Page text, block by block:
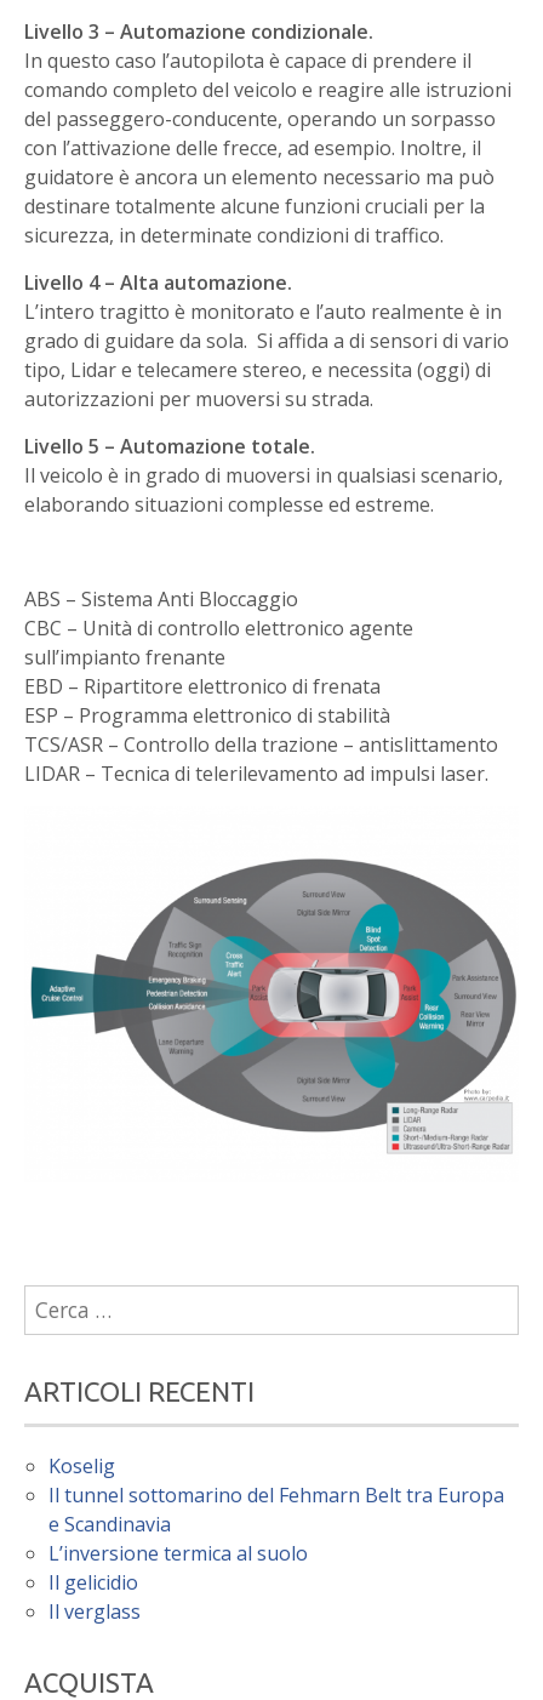
Livello 3 – Automazione condizionale.
In questo caso l’autopilota è capace di prendere il
comando completo del veicolo e reagire alle istruzioni
del passeggero-conducente, operando un sorpasso
con l’attivazione delle frecce, ad esempio. Inoltre, il
guidatore è ancora un elemento necessario ma può
destinare totalmente alcune funzioni cruciali per la
sicurezza, in determinate condizioni di traffico.
Livello 4 – Alta automazione.
L’intero tragitto è monitorato e l’auto realmente è in
grado di guidare da sola. Si affida a di sensori di vario
tipo, Lidar e telecamere stereo, e necessita (oggi) di
autorizzazioni per muoversi su strada.
Livello 5 – Automazione totale.
Il veicolo è in grado di muoversi in qualsiasi scenario,
elaborando situazioni complesse ed estreme.
ABS – Sistema Anti Bloccaggio
CBC – Unità di controllo elettronico agente
sull’impianto frenante
EBD – Ripartitore elettronico di frenata
ESP – Programma elettronico di stabilità
TCS/ASR – Controllo della trazione – antislittamento
LIDAR – Tecnica di telerilevamento ad impulsi laser.
Ricerca
per:
ARTICOLI RECENTI
Koselig
Il tunnel sottomarino del Fehmarn Belt tra Europa
e Scandinavia
L’inversione termica al suolo
Il gelicidio
Il verglass
ACQUISTA